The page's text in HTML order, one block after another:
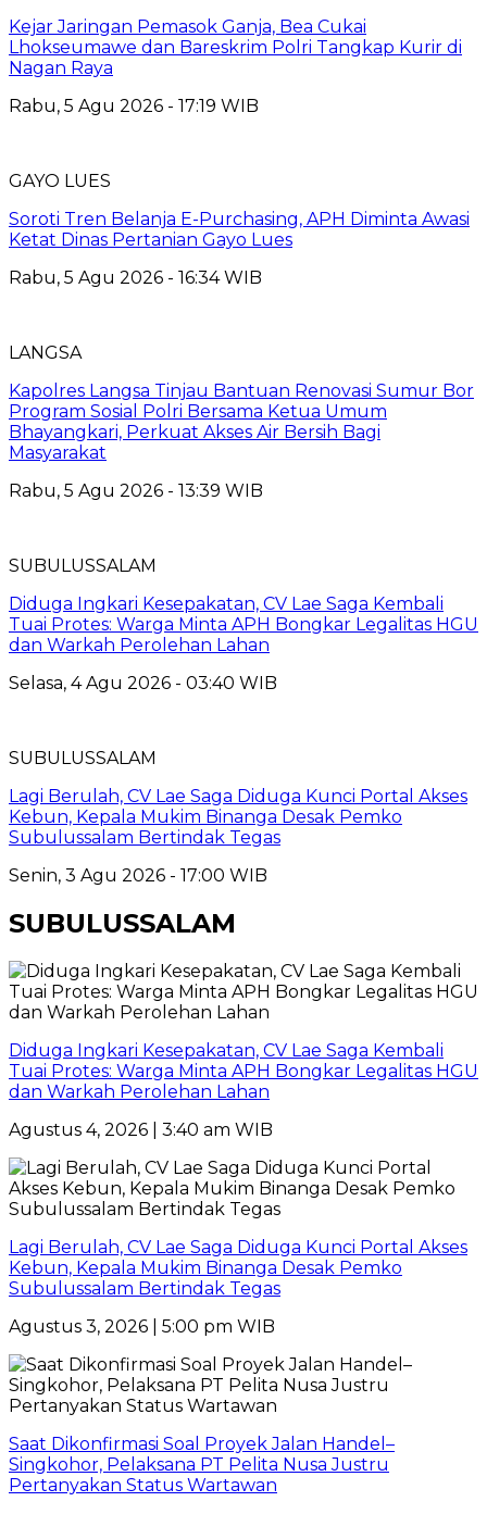
Kejar Jaringan Pemasok Ganja, Bea Cukai
Lhokseumawe dan Bareskrim Polri Tangkap Kurir di
Nagan Raya
Rabu, 5 Agu 2026 - 17:19 WIB
GAYO LUES
Soroti Tren Belanja E-Purchasing, APH Diminta Awasi
Ketat Dinas Pertanian Gayo Lues
Rabu, 5 Agu 2026 - 16:34 WIB
LANGSA
Kapolres Langsa Tinjau Bantuan Renovasi Sumur Bor
Program Sosial Polri Bersama Ketua Umum
Bhayangkari, Perkuat Akses Air Bersih Bagi
Masyarakat
Rabu, 5 Agu 2026 - 13:39 WIB
SUBULUSSALAM
Diduga Ingkari Kesepakatan, CV Lae Saga Kembali
Tuai Protes: Warga Minta APH Bongkar Legalitas HGU
dan Warkah Perolehan Lahan
Selasa, 4 Agu 2026 - 03:40 WIB
SUBULUSSALAM
Lagi Berulah, CV Lae Saga Diduga Kunci Portal Akses
Kebun, Kepala Mukim Binanga Desak Pemko
Subulussalam Bertindak Tegas
Senin, 3 Agu 2026 - 17:00 WIB
SUBULUSSALAM
Diduga Ingkari Kesepakatan, CV Lae Saga Kembali
Tuai Protes: Warga Minta APH Bongkar Legalitas HGU
dan Warkah Perolehan Lahan
Agustus 4, 2026 | 3:40 am WIB
Lagi Berulah, CV Lae Saga Diduga Kunci Portal Akses
Kebun, Kepala Mukim Binanga Desak Pemko
Subulussalam Bertindak Tegas
Agustus 3, 2026 | 5:00 pm WIB
Saat Dikonfirmasi Soal Proyek Jalan Handel–
Singkohor, Pelaksana PT Pelita Nusa Justru
Pertanyakan Status Wartawan